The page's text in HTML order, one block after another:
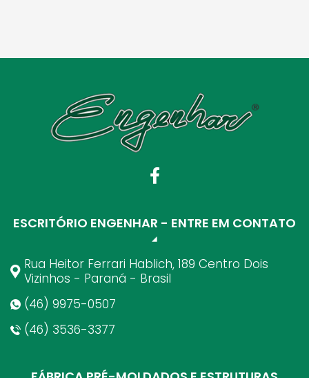
ESCRITÓRIO ENGENHAR - ENTRE EM CONTATO
Rua Heitor Ferrari Hablich, 189 Centro Dois
Vizinhos - Paraná - Brasil
(46) 9975-0507
(46) 3536-3377